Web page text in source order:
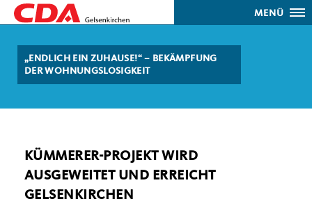
MENÜ
ENDLICH EIN ZUHAUSE!“ – BEKÄMPFUNG
DER WOHNUNGSLOSIGKEIT
KÜMMERER-PROJEKT WIRD
AUSGEWEITET UND ERREICHT
GELSENKIRCHEN